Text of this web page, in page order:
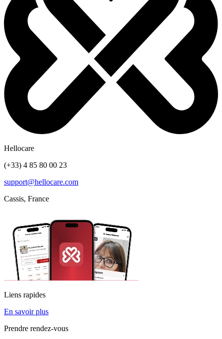
Hellocare
(+33) 4 85 80 00 23
support@hellocare.com
Cassis, France
Liens rapides
En savoir plus
Prendre rendez-vous